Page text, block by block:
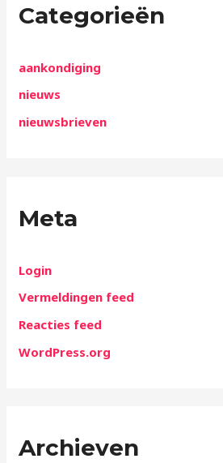
Categorieën
aankondiging
nieuws
nieuwsbrieven
Meta
Login
Vermeldingen feed
Reacties feed
WordPress.org
Archieven